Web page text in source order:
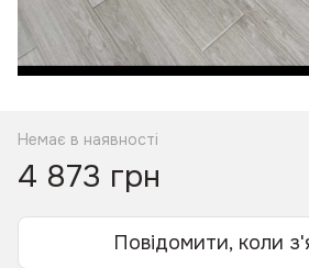
Немає в наявності
4 873 грн
Повідомити, коли